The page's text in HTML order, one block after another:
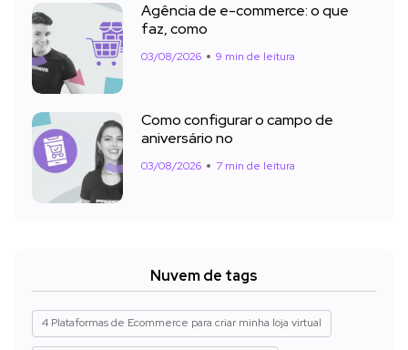
Agência de e-commerce: o que
faz, como
03/08/2026 9 min de leitura
Como configurar o campo de
aniversário no
03/08/2026 7 min de leitura
Nuvem de tags
4 Plataformas de Ecommerce para criar minha loja virtual